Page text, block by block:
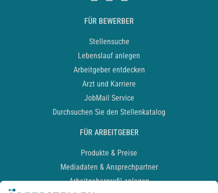
FÜR BEWERBER
Stellensuche
Lebenslauf anlegen
Arbeitgeber entdecken
Arzt und Karriere
JobMail Service
Durchsuchen Sie den Stellenkatalog
FÜR ARBEITGEBER
Produkte & Preise
Mediadaten & Ansprechpartner
Arbeitgeberprofil anlegen